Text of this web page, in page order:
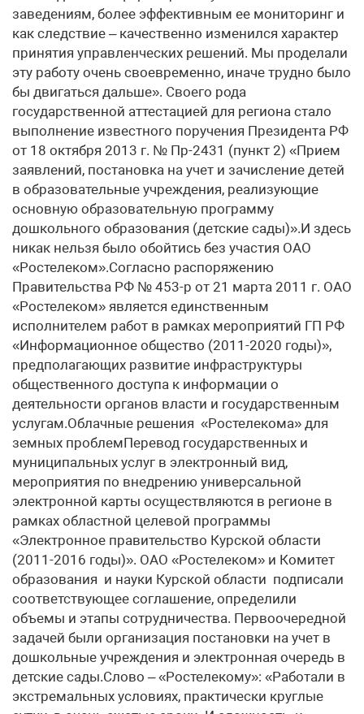
заведениям, более эффективным ее мониторинг и
как следствие – качественно изменился характер
принятия управленческих решений. Мы проделали
эту работу очень своевременно, иначе трудно было
бы двигаться дальше». Своего рода
государственной аттестацией для региона стало
выполнение известного поручения Президента РФ
от 18 октября 2013 г. № Пр-2431 (пункт 2) «Прием
заявлений, постановка на учет и зачисление детей
в образовательные учреждения, реализующие
основную образовательную программу
дошкольного образования (детские сады)».И здесь
никак нельзя было обойтись без участия ОАО
«Ростелеком».Согласно распоряжению
Правительства РФ № 453-р от 21 марта 2011 г. ОАО
«Ростелеком» является единственным
исполнителем работ в рамках мероприятий ГП РФ
«Информационное общество (2011-2020 годы)»,
предполагающих развитие инфраструктуры
общественного доступа к информации о
деятельности органов власти и государственным
услугам.Облачные решения «Ростелекома» для
земных проблемПеревод государственных и
муниципальных услуг в электронный вид,
мероприятия по внедрению универсальной
электронной карты осуществляются в регионе в
рамках областной целевой программы
«Электронное правительство Курской области
(2011-2016 годы)». ОАО «Ростелеком» и Комитет
образования и науки Курской области подписали
соответствующее соглашение, определили
объемы и этапы сотрудничества. Первоочередной
задачей были организация постановки на учет в
дошкольные учреждения и электронная очередь в
детские сады.Слово – «Ростелекому»: «Работали в
экстремальных условиях, практически круглые